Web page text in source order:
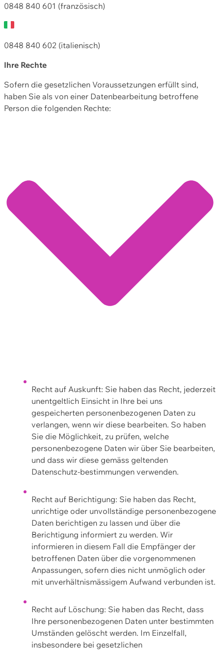
0848 840 601 (französisch)
0848 840 602 (italienisch)
Ihre Rechte
Sofern die gesetzlichen Voraussetzungen erfüllt sind,
haben Sie als von einer Datenbearbeitung betroffene
Person die folgenden Rechte:
Recht auf Auskunft: Sie haben das Recht, jederzeit
unentgeltlich Einsicht in Ihre bei uns
gespeicherten personenbezogenen Daten zu
verlangen, wenn wir diese bearbeiten. So haben
Sie die Möglichkeit, zu prüfen, welche
personenbezogene Daten wir über Sie bearbeiten,
und dass wir diese gemäss geltenden
Datenschutz-bestimmungen verwenden.
Recht auf Berichtigung: Sie haben das Recht,
unrichtige oder unvollständige personenbezogene
Daten berichtigen zu lassen und über die
Berichtigung informiert zu werden. Wir
informieren in diesem Fall die Empfänger der
betroffenen Daten über die vorgenommenen
Anpassungen, sofern dies nicht unmöglich oder
mit unverhältnismässigem Aufwand verbunden ist.
Recht auf Löschung: Sie haben das Recht, dass
Ihre personenbezogenen Daten unter bestimmten
Umständen gelöscht werden. Im Einzelfall,
insbesondere bei gesetzlichen